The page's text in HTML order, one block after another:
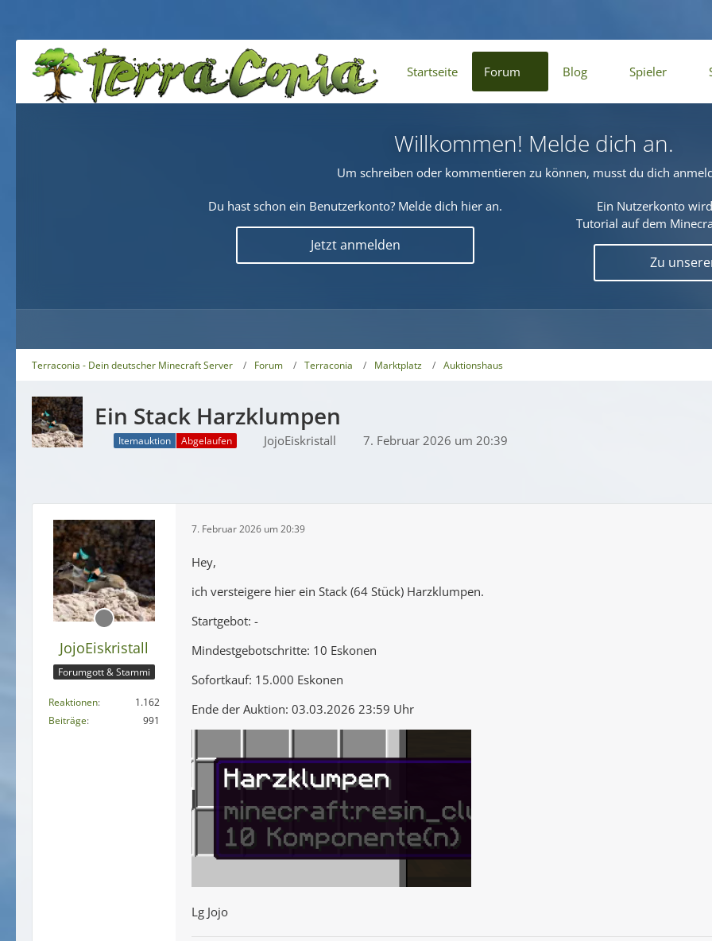
Startseite Forum Blog Spieler
Willkommen! Melde dich an.
Um schreiben oder kommentieren zu können, musst du dich
Du hast schon ein Benutzerkonto? Melde dich hier an.
Jetzt anmelden
Ein Nutzerkonto
Tutorial auf dem
Zu
Terraconia - Dein deutscher Minecraft Server Forum Terraconia Marktplatz Auktionshaus
Ein Stack Harzklumpen
Itemauktion Abgelaufen JojoEiskristall 7. Februar 2026 um 20:39
JojoEiskristall
Forumgott & Stammi
Reaktionen
1.162
Beiträge
991
7. Februar 2026 um 20:39
Hey,
ich versteigere hier ein Stack (64 Stück) Harzklumpen.
Startgebot: -
Mindestgebotschritte: 10 Eskonen
Sofortkauf: 15.000 Eskonen
Ende der Auktion: 03.03.2026 23:59 Uhr
Lg Jojo